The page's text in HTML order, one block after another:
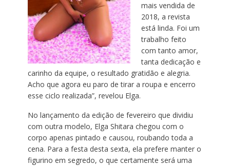
mais vendida de
2018, a revista
está linda. Foi um
trabalho feito
com tanto amor,
tanta dedicação e
carinho da equipe, o resultado gratidão e alegria.
Acho que agora eu paro de tirar a roupa e encerro
esse ciclo realizada”, revelou Elga.
No lançamento da edição de fevereiro que dividiu
com outra modelo, Elga Shitara chegou com o
corpo apenas pintado e causou, roubando toda a
cena. Para a festa desta sexta, ela prefere manter o
figurino em segredo, o que certamente será uma